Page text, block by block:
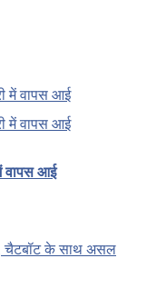
वापस आई